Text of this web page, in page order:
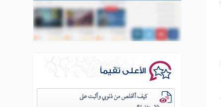
الأعلى تقيماً
كيف أتخلص من ذنوبي وأثبت على